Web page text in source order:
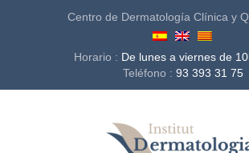
Centro de Dermatología Clínica y
Horario : De lunes a viernes de
Teléfono : 93 393 31 75